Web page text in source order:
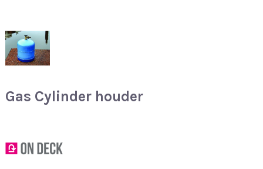
Gas Cylinder houder